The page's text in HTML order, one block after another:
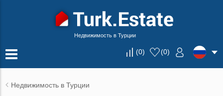
Недвижимость в Турции
(0) (0)
Недвижимость в Турции